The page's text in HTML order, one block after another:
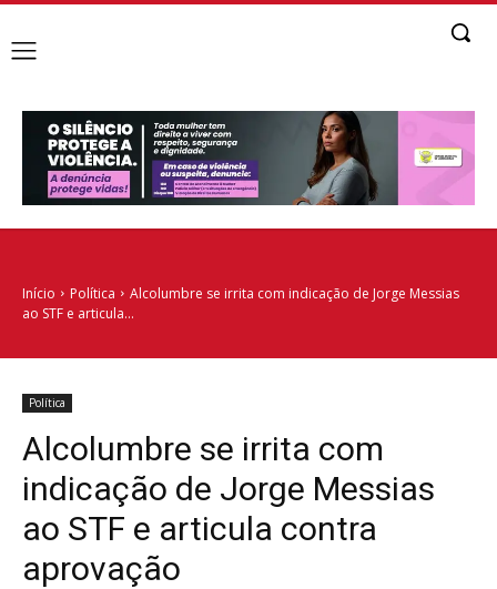
Início Política
Alcolumbre se irrita com indicação de Jorge Messias
ao STF e articula...
Política
Alcolumbre se irrita com
indicação de Jorge Messias
ao STF e articula contra
aprovação